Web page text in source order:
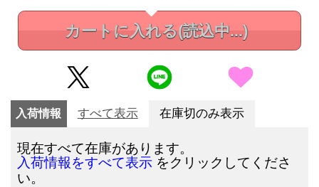
カートに入れる(読込中...)
入荷情報 すべて表示 在庫切のみ表示
現在すべて在庫があります。
入荷情報をすべて表示 をクリックしてくださ
い。